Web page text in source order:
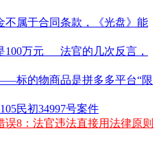
不属于合同条款，《光盘》能
万元___法官的几次反言，
标的物商品是拼多多平台“限
民初34997号案件
8：法官违法直接用法律原则